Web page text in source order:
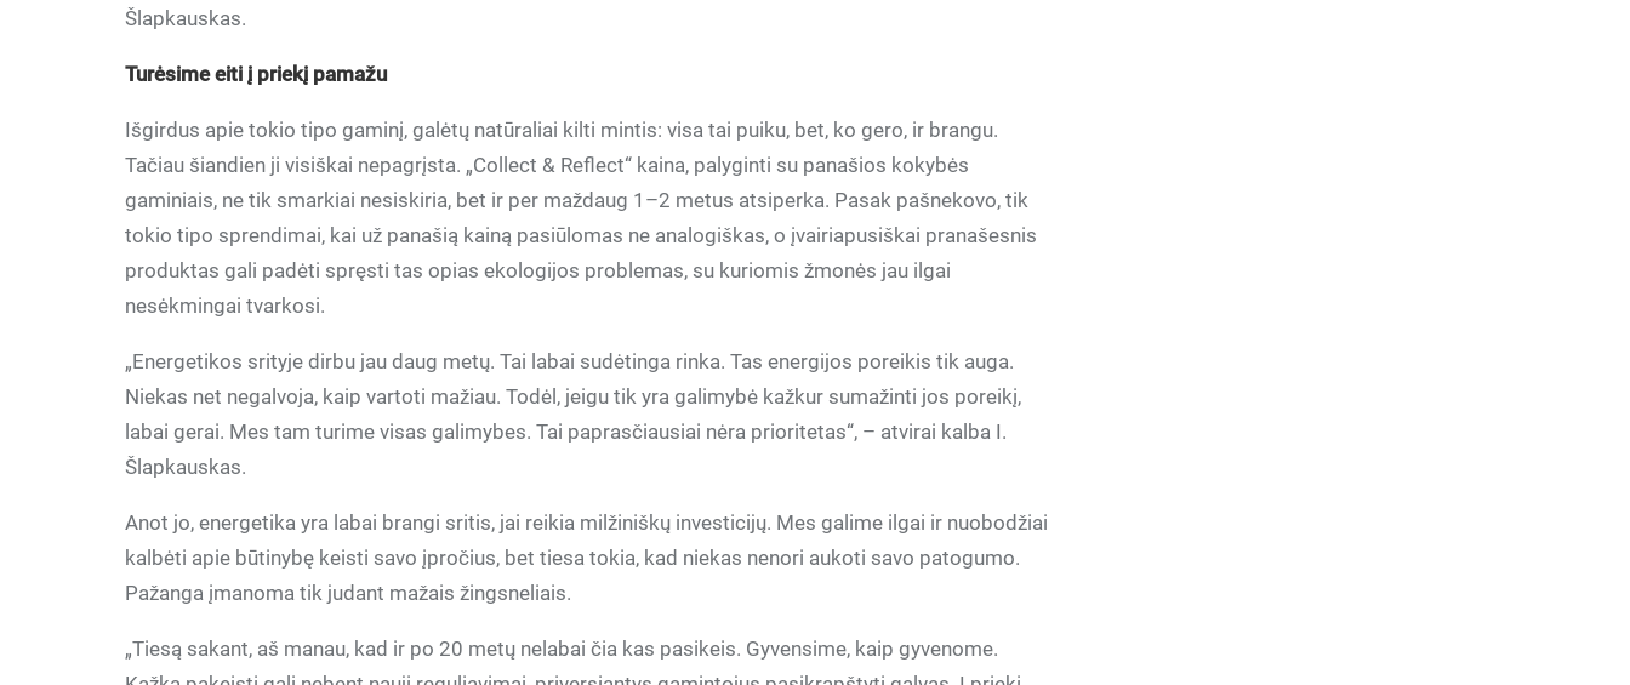
Šlapkauskas.
Turėsime eiti į priekį pamažu
Išgirdus apie tokio tipo gaminį, galėtų natūraliai kilti mintis: visa tai puiku, bet, ko gero, ir brangu.
Tačiau šiandien ji visiškai nepagrįsta. „Collect & Reflect“ kaina, palyginti su panašios kokybės
gaminiais, ne tik smarkiai nesiskiria, bet ir per maždaug 1–2 metus atsiperka. Pasak pašnekovo, tik
tokio tipo sprendimai, kai už panašią kainą pasiūlomas ne analogiškas, o įvairiapusiškai pranašesnis
produktas gali padėti spręsti tas opias ekologijos problemas, su kuriomis žmonės jau ilgai
nesėkmingai tvarkosi.
„Energetikos srityje dirbu jau daug metų. Tai labai sudėtinga rinka. Tas energijos poreikis tik auga.
Niekas net negalvoja, kaip vartoti mažiau. Todėl, jeigu tik yra galimybė kažkur sumažinti jos poreikį,
labai gerai. Mes tam turime visas galimybes. Tai paprasčiausiai nėra prioritetas“, – atvirai kalba I.
Šlapkauskas.
Anot jo, energetika yra labai brangi sritis, jai reikia milžiniškų investicijų. Mes galime ilgai ir nuobodžiai
kalbėti apie būtinybę keisti savo įpročius, bet tiesa tokia, kad niekas nenori aukoti savo patogumo.
Pažanga įmanoma tik judant mažais žingsneliais.
„Tiesą sakant, aš manau, kad ir po 20 metų nelabai čia kas pasikeis. Gyvensime, kaip gyvenome.